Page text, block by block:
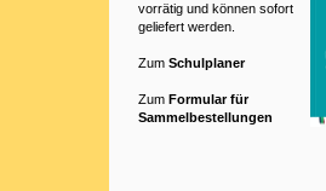
vorrätig und können sofort
geliefert werden.
Zum Schulplaner
Zum Formular für
Sammelbestellungen